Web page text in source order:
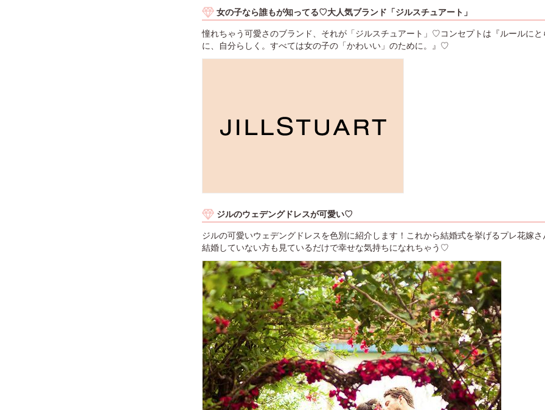
女の子なら誰もが知ってる♡大人気ブランド「ジルスチュアート」
憧れちゃう可愛さのブランド、それが「ジルスチュアート」♡コンセプトは『ルールにと
に、自分らしく。すべては女の子の「かわいい」のために。』♡
ジルのウェデングドレスが可愛い♡
ジルの可愛いウェデングドレスを色別に紹介します！これから結婚式を挙げるプレ花嫁さ
結婚していない方も見ているだけで幸せな気持ちになれちゃう♡